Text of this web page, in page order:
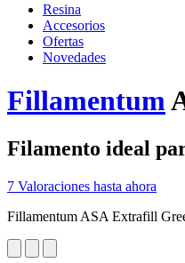
Resina
Accesorios
Ofertas
Novedades
Fillamentum
Filamento ideal
7 Valoraciones hasta ahora
Fillamentum ASA Extrafill